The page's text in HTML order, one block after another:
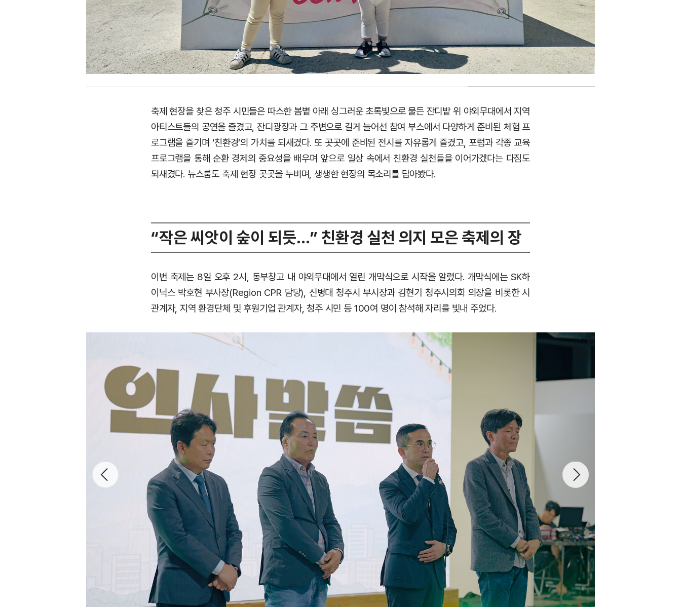
축제 현장을 찾은 청주 시민들은 따스한 봄볕 아래 싱그러운 초록빛으로 물든 잔디밭 위 야외무대에서 지역
아티스트들의 공연을 즐겼고, 잔디광장과 그 주변으로 길게 늘어선 참여 부스에서 다양하게 준비된 체험 프
로그램을 즐기며 ‘친환경’의 가치를 되새겼다. 또 곳곳에 준비된 전시를 자유롭게 즐겼고, 포럼과 각종 교육
프로그램을 통해 순환 경제의 중요성을 배우며 앞으로 일상 속에서 친환경 실천들을 이어가겠다는 다짐도
되새겼다. 뉴스룸도 축제 현장 곳곳을 누비며, 생생한 현장의 목소리를 담아봤다.
“작은 씨앗이 숲이 되듯…” 친환경 실천 의지 모은 축제의 장
이번 축제는 8일 오후 2시, 동부창고 내 야외무대에서 열린 개막식으로 시작을 알렸다. 개막식에는 SK하
이닉스 박호현 부사장(Region CPR 담당), 신병대 청주시 부시장과 김현기 청주시의회 의장을 비롯한 시
관계자, 지역 환경단체 및 후원기업 관계자, 청주 시민 등 100여 명이 참석해 자리를 빛내 주었다.